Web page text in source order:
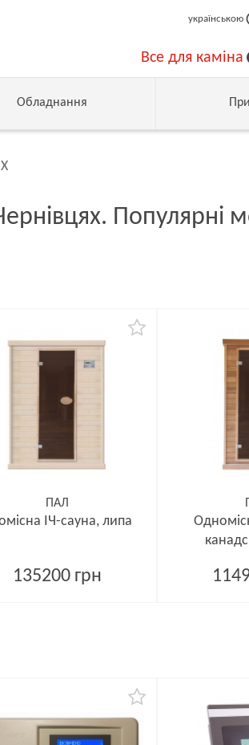
українською
Все для каміна
Обладнання
Популярні
ПАЛ
ІЧ-сауна, липа
135200 грн